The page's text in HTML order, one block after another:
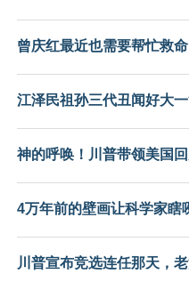
曾庆红最近也需要帮忙救命
江泽民祖孙三代丑闻好大
神的呼唤！川普带领美国
4万年前的壁画让科学家瞎
川普宣布竞选连任那天，